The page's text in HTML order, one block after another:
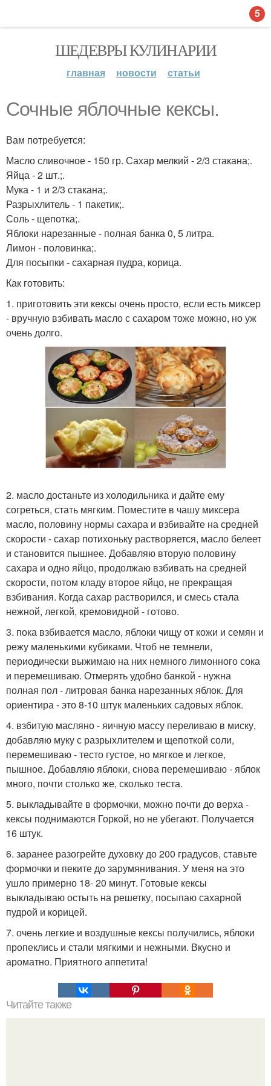
ШЕДЕВРЫ КУЛИНАРИИ
главная новости статьи
Сочные яблочные кексы.
Вам потребуется:
Масло сливочное - 150 гр. Сахар мелкий - 2/3 стакана;.
Яйца - 2 шт.;.
Мука - 1 и 2/3 стакана;.
Разрыхлитель - 1 пакетик;.
Соль - щепотка;.
Яблоки нарезанные - полная банка 0, 5 литра.
Лимон - половинка;.
Для посыпки - сахарная пудра, корица.
Как готовить:
1. приготовить эти кексы очень просто, если есть миксер
- вручную взбивать масло с сахаром тоже можно, но уж
очень долго.
2. масло достаньте из холодильника и дайте ему
согреться, стать мягким. Поместите в чашу миксера
масло, половину нормы сахара и взбивайте на средней
скорости - сахар потихоньку растворяется, масло белеет
и становится пышнее. Добавляю вторую половину
сахара и одно яйцо, продолжаю взбивать на средней
скорости, потом кладу второе яйцо, не прекращая
взбивания. Когда сахар растворился, и смесь стала
нежной, легкой, кремовидной - готово.
3. пока взбивается масло, яблоки чищу от кожи и семян и
режу маленькими кубиками. Чтоб не темнели,
периодически выжимаю на них немного лимонного сока
и перемешиваю. Отмерять удобно банкой - нужна
полная пол - литровая банка нарезанных яблок. Для
ориентира - это 8-10 штук маленьких садовых яблок.
4. взбитую масляно - яичную массу переливаю в миску,
добавляю муку с разрыхлителем и щепоткой соли,
перемешиваю - тесто густое, но мягкое и легкое,
пышное. Добавляю яблоки, снова перемешиваю - яблок
много, почти столько же, сколько теста.
5. выкладывайте в формочки, можно почти до верха -
кексы поднимаются Горкой, но не убегают. Получается
16 штук.
6. заранее разогрейте духовку до 200 градусов, ставьте
формочки и пеките до зарумянивания. У меня на это
ушло примерно 18- 20 минут. Готовые кексы
выкладываю остыть на решетку, посыпаю сахарной
пудрой и корицей.
7. очень легкие и воздушные кексы получились, яблоки
пропеклись и стали мягкими и нежными. Вкусно и
ароматно. Приятного аппетита!
Читайте также
5